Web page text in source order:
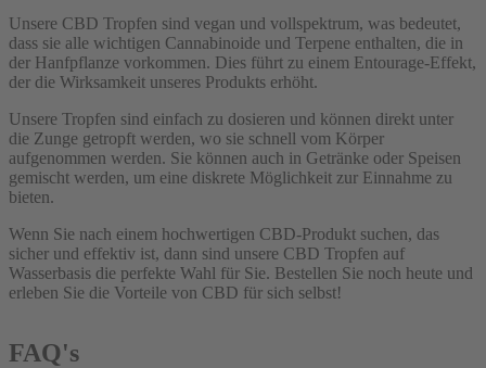
Unsere CBD Tropfen sind vegan und vollspektrum, was bedeutet,
dass sie alle wichtigen Cannabinoide und Terpene enthalten, die in
der Hanfpflanze vorkommen. Dies führt zu einem Entourage-Effekt,
der die Wirksamkeit unseres Produkts erhöht.
Unsere Tropfen sind einfach zu dosieren und können direkt unter
die Zunge getropft werden, wo sie schnell vom Körper
aufgenommen werden. Sie können auch in Getränke oder Speisen
gemischt werden, um eine diskrete Möglichkeit zur Einnahme zu
bieten.
Wenn Sie nach einem hochwertigen CBD-Produkt suchen, das
sicher und effektiv ist, dann sind unsere CBD Tropfen auf
Wasserbasis die perfekte Wahl für Sie. Bestellen Sie noch heute und
erleben Sie die Vorteile von CBD für sich selbst!
FAQ's